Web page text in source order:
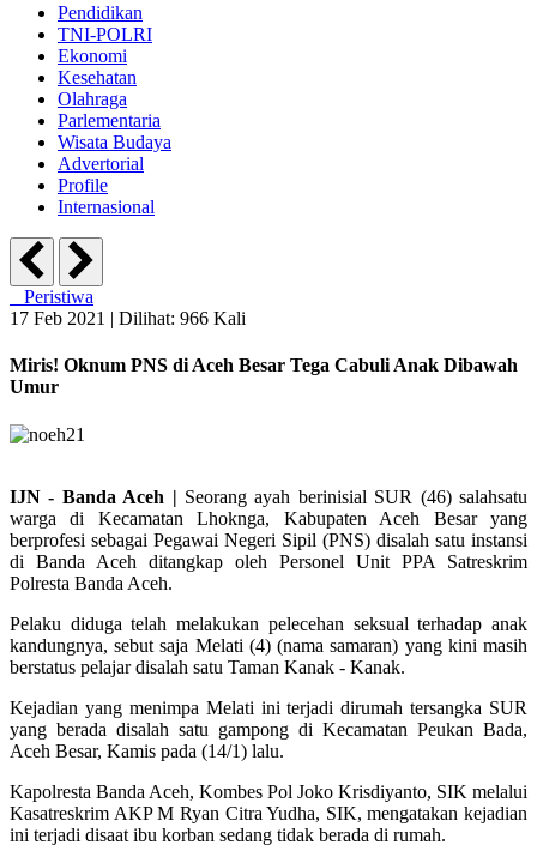
Pendidikan
TNI-POLRI
Ekonomi
Kesehatan
Olahraga
Parlementaria
Wisata Budaya
Advertorial
Profile
Internasional
Peristiwa
17 Feb 2021 | Dilihat: 966 Kali
Miris! Oknum PNS di Aceh Besar Tega Cabuli Anak Dibawah
Umur
IJN - Banda Aceh | Seorang ayah berinisial SUR (46) salahsatu
warga di Kecamatan Lhoknga, Kabupaten Aceh Besar yang
berprofesi sebagai Pegawai Negeri Sipil (PNS) disalah satu instansi
di Banda Aceh ditangkap oleh Personel Unit PPA Satreskrim
Polresta Banda Aceh.
Pelaku diduga telah melakukan pelecehan seksual terhadap anak
kandungnya, sebut saja Melati (4) (nama samaran) yang kini masih
berstatus pelajar disalah satu Taman Kanak - Kanak.
Kejadian yang menimpa Melati ini terjadi dirumah tersangka SUR
yang berada disalah satu gampong di Kecamatan Peukan Bada,
Aceh Besar, Kamis pada (14/1) lalu.
Kapolresta Banda Aceh, Kombes Pol Joko Krisdiyanto, SIK melalui
Kasatreskrim AKP M Ryan Citra Yudha, SIK, mengatakan kejadian
ini terjadi disaat ibu korban sedang tidak berada di rumah.